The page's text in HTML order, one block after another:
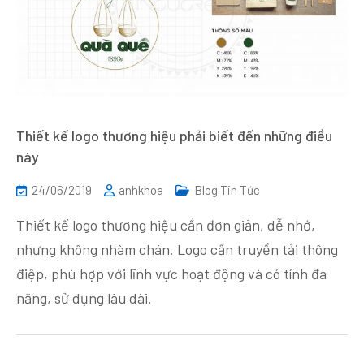
Thiết kế logo thương hiệu phải biết đến những điều
này
24/06/2019 anhkhoa Blog Tin Tức
Thiết kế logo thương hiệu cần đơn giản, dễ nhớ,
nhưng không nhàm chán. Logo cần truyền tải thông
điệp, phù hợp với lĩnh vực hoạt động và có tính đa
năng, sử dụng lâu dài.